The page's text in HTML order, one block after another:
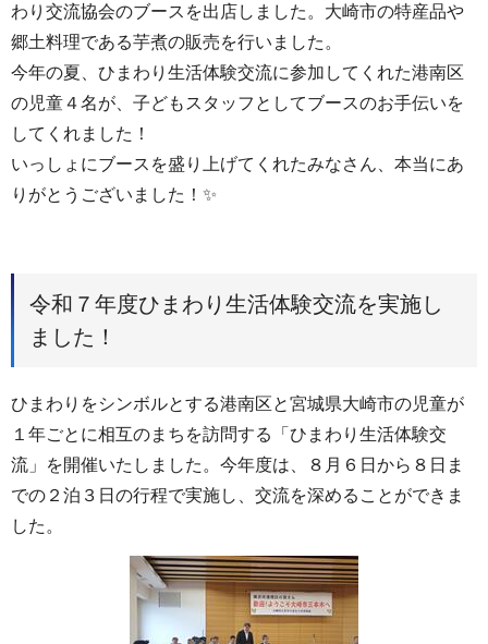
わり交流協会のブースを出店しました。大崎市の特産品や
郷土料理である芋煮の販売を行いました。
今年の夏、ひまわり生活体験交流に参加してくれた港南区
の児童４名が、子どもスタッフとしてブースのお手伝いを
してくれました！
いっしょにブースを盛り上げてくれたみなさん、本当にあ
りがとうございました！✨
令和７年度ひまわり生活体験交流を実施し
ました！
ひまわりをシンボルとする港南区と宮城県大崎市の児童が
１年ごとに相互のまちを訪問する「ひまわり生活体験交
流」を開催いたしました。今年度は、８月６日から８日ま
での２泊３日の行程で実施し、交流を深めることができま
した。